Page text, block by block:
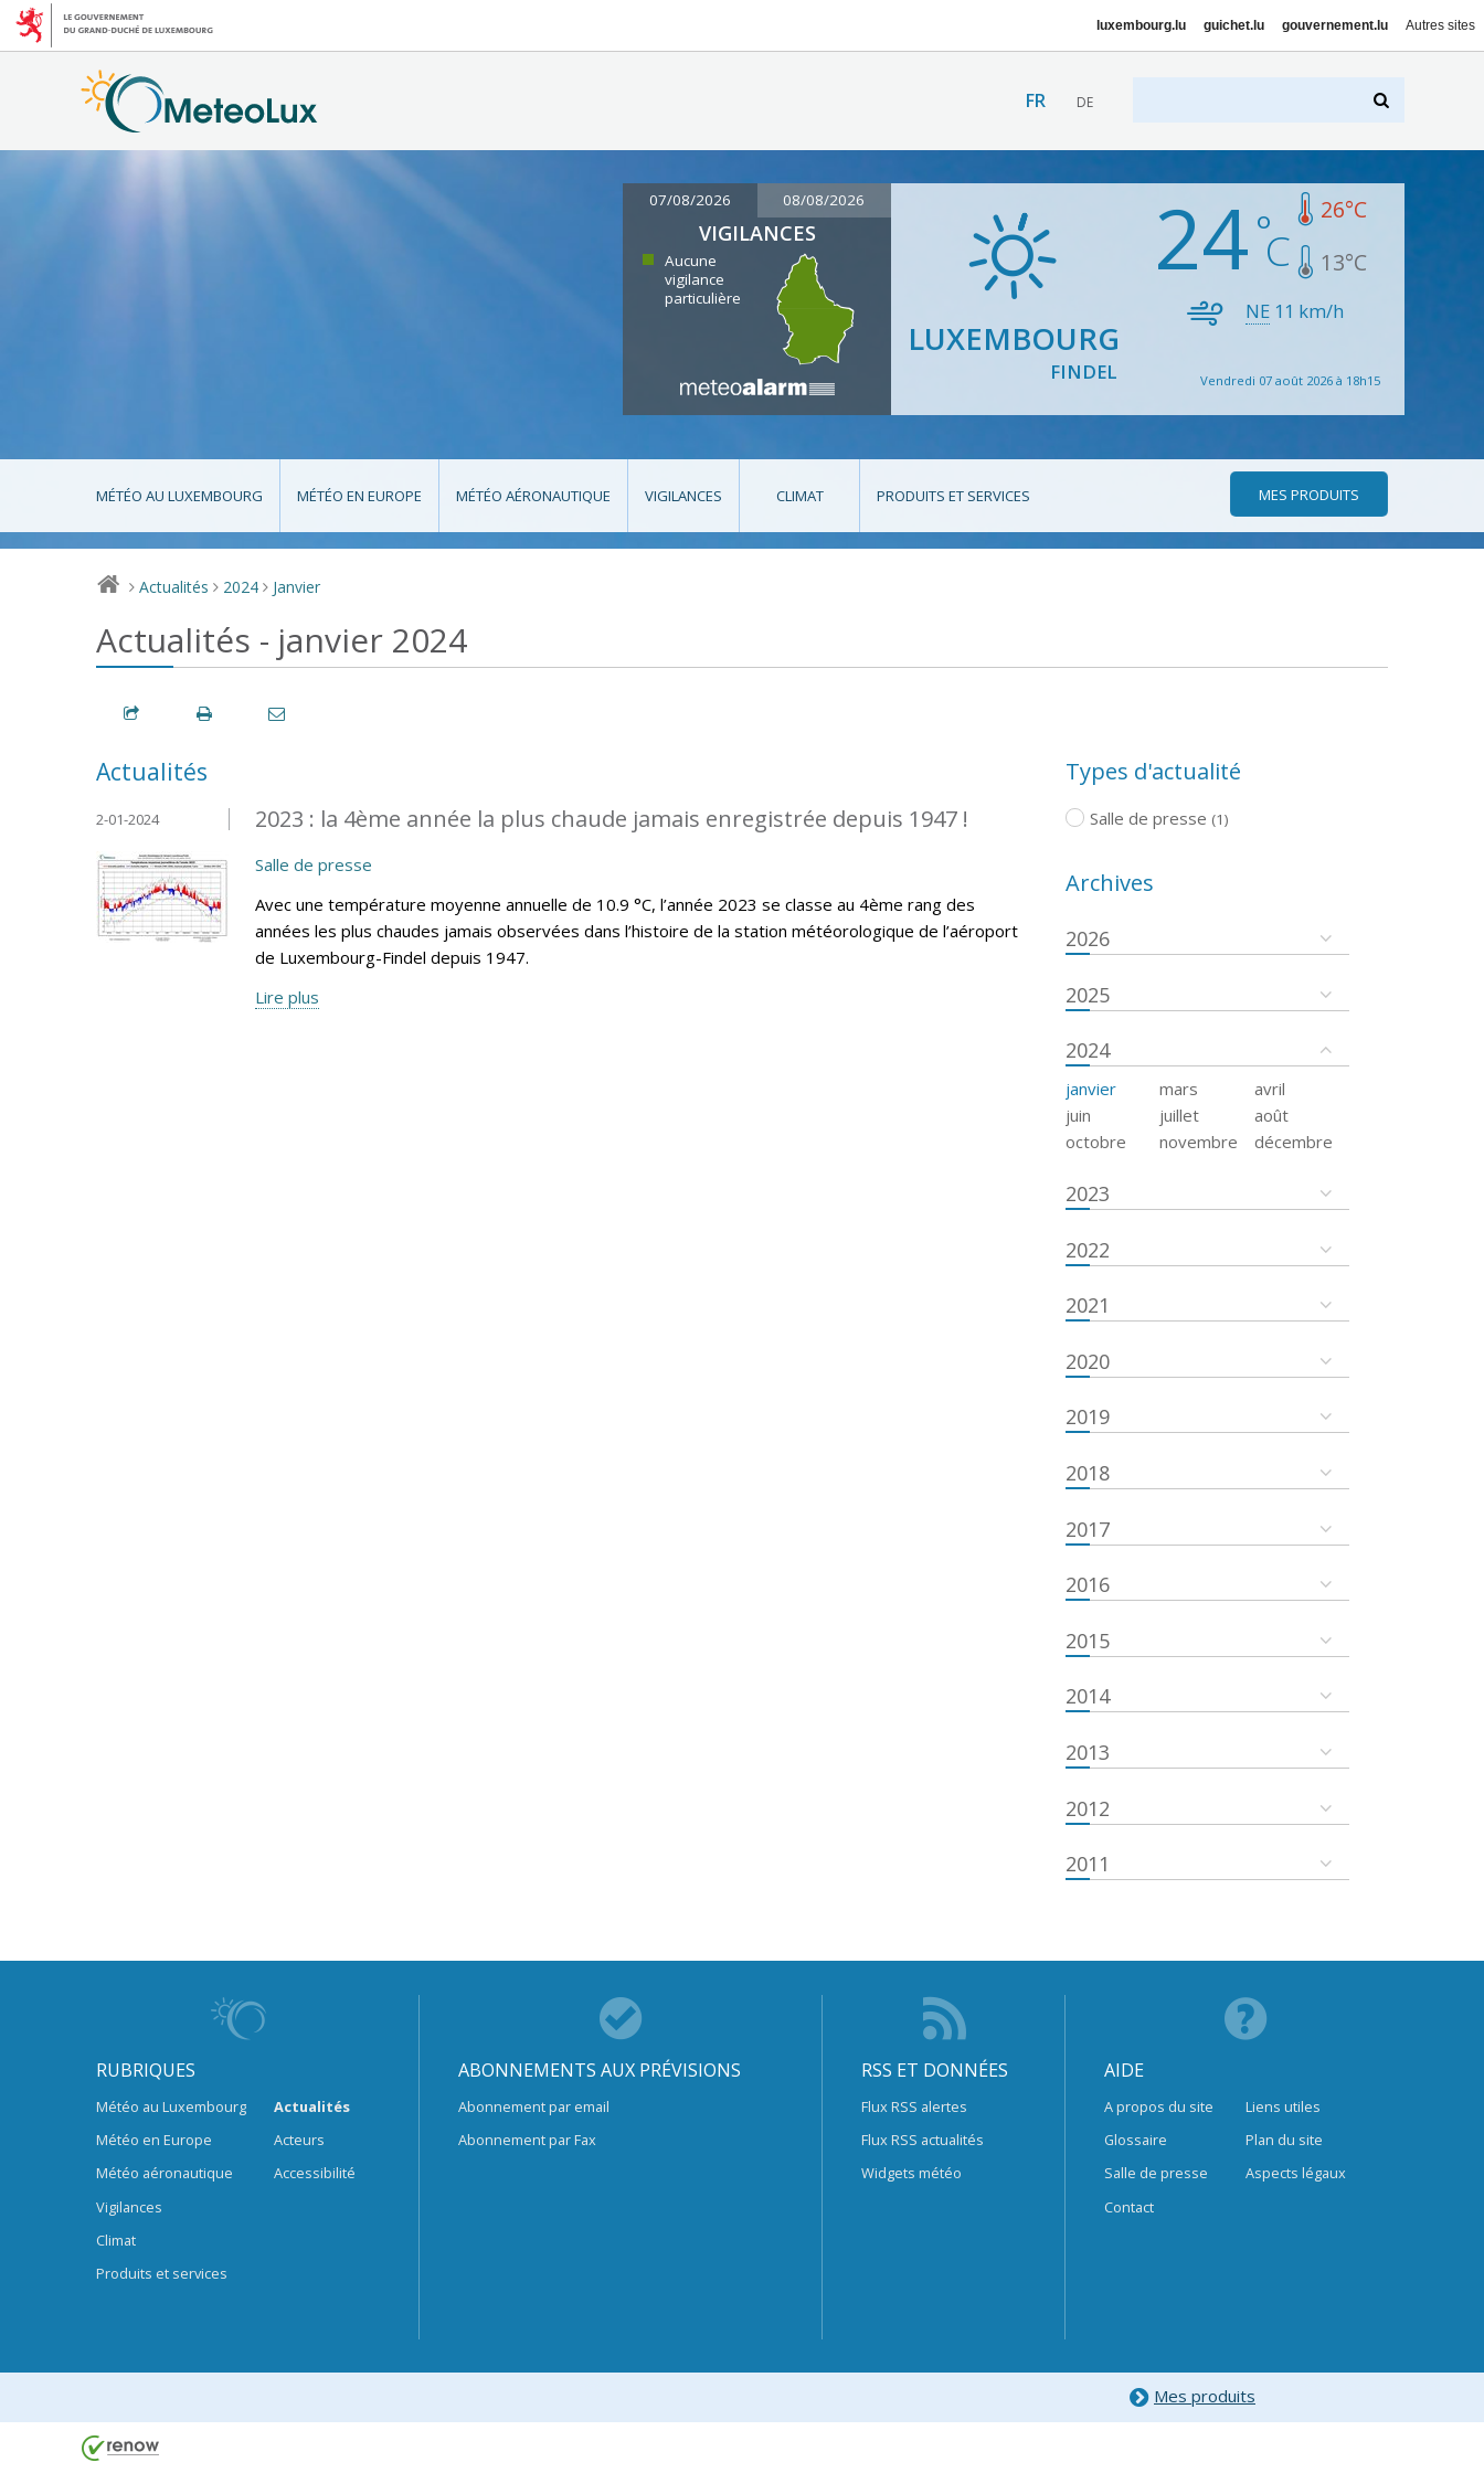
luxembourg.lu guichet.lu gouvernement.lu Autres sites
FR DE
07/08/2026 08/08/2026
VIGILANCES
Aucune
vigilance
particulière
LUXEMBOURG
FINDEL
24 26°C
13°C
NE 11 km/h
Vendredi 07 août 2026 à 18h15
MÉTÉO AU LUXEMBOURG MÉTÉO EN EUROPE MÉTÉO AÉRONAUTIQUE VIGILANCES CLIMAT PRODUITS ET SERVICES MES PRODUITS
> Actualités > 2024 > Janvier
Actualités - janvier 2024
Actualités
2023 : la 4ème année la plus chaude jamais enregistrée depuis 1947 !
2-01-2024
Salle de presse
Avec une température moyenne annuelle de 10.9 °C, l’année 2023 se classe au 4ème rang des
années les plus chaudes jamais observées dans l’histoire de la station météorologique de l’aéroport
de Luxembourg-Findel depuis 1947.
Lire plus
Types d'actualité
Salle de presse (1)
Archives
2026
2025
2024
janvier mars
avril
juin
juillet
août
octobre
novembre décembre
2023
2022
2021
2020
2019
2018
2017
2016
2015
2014
2013
2012
2011
RUBRIQUES
Météo au Luxembourg
Météo en Europe
Météo aéronautique
Vigilances
Climat
Produits et services
Actualités
Acteurs
Accessibilité
ABONNEMENTS AUX PRÉVISIONS
Abonnement par email
Abonnement par Fax
RSS ET DONNÉES
Flux RSS alertes
Flux RSS actualités
Widgets météo
AIDE
A propos du site
Glossaire
Salle de presse
Contact
Liens utiles
Plan du site
Aspects légaux
Mes produits